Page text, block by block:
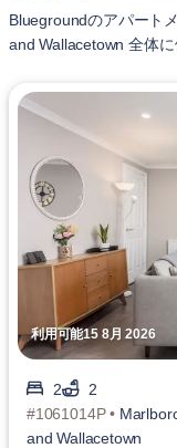
Bluegroundのアパート
and Wallacetown 全体
利用可能15 8月 2026
2
2
#1061014P •
and Wallacetown